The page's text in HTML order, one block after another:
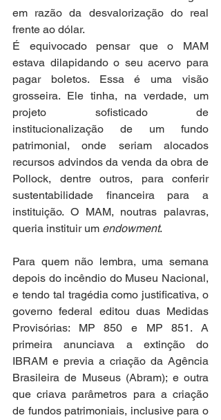
em razão da desvalorização do real
frente ao dólar.
É equivocado pensar que o MAM
estava dilapidando o seu acervo para
pagar boletos. Essa é uma visão
grosseira. Ele tinha, na verdade, um
projeto sofisticado de
institucionalização de um fundo
patrimonial, onde seriam alocados
recursos advindos da venda da obra de
Pollock, dentre outros, para conferir
sustentabilidade financeira para a
instituição. O MAM, noutras palavras,
queria instituir um endowment.
Para quem não lembra, uma semana
depois do incêndio do Museu Nacional,
e tendo tal tragédia como justificativa, o
governo federal editou duas Medidas
Provisórias: MP 850 e MP 851. A
primeira anunciava a extinção do
IBRAM e previa a criação da Agência
Brasileira de Museus (Abram); e outra
que criava parâmetros para a criação
de fundos patrimoniais, inclusive para o